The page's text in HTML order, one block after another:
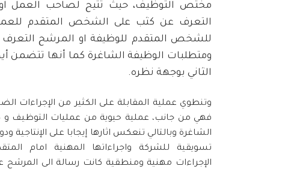
مختص التوظيف، حيث تتيح لصاحب العمل
التعرف عن كثب على الشخص المتقدم
للشخص المتقدم للوظيفة او المرشح
ومتطلبات الوظيفة الشاغرة كما أنها تتضمن
الثاني بوجهة نظره.
وتنطوي عملية المقابلة على الكثير من الإجراءات
فهي من جانب، عملية حيوية من عمليات التوظيف و
الشاغرة وبالتالي تنعكس اثارها إيجابا على الإنتاجية
تسويقية للشركة واجراءاتها المهنية امام
الإجراءات مهنية ومنطقية كانت رسالة الى المرشح